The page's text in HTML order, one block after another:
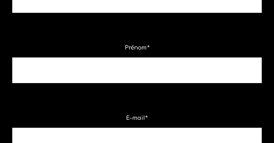
Prénom*
E-mail*